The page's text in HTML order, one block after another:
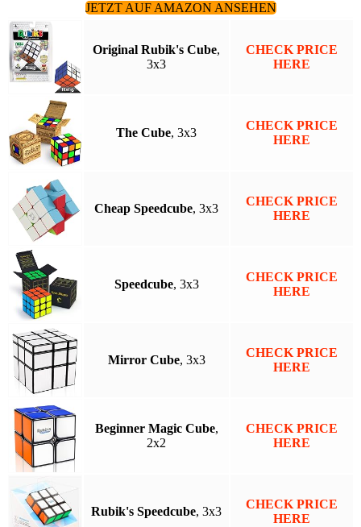
JETZT AUF AMAZON ANSEHEN
Original Rubik's Cube,
3x3
CHECK PRICE
HERE
The Cube, 3x3
CHECK PRICE
HERE
Cheap Speedcube, 3x3
CHECK PRICE
HERE
Speedcube, 3x3
CHECK PRICE
HERE
Mirror Cube, 3x3
CHECK PRICE
HERE
Beginner Magic Cube,
2x2
CHECK PRICE
HERE
Rubik's Speedcube, 3x3
CHECK PRICE
HERE